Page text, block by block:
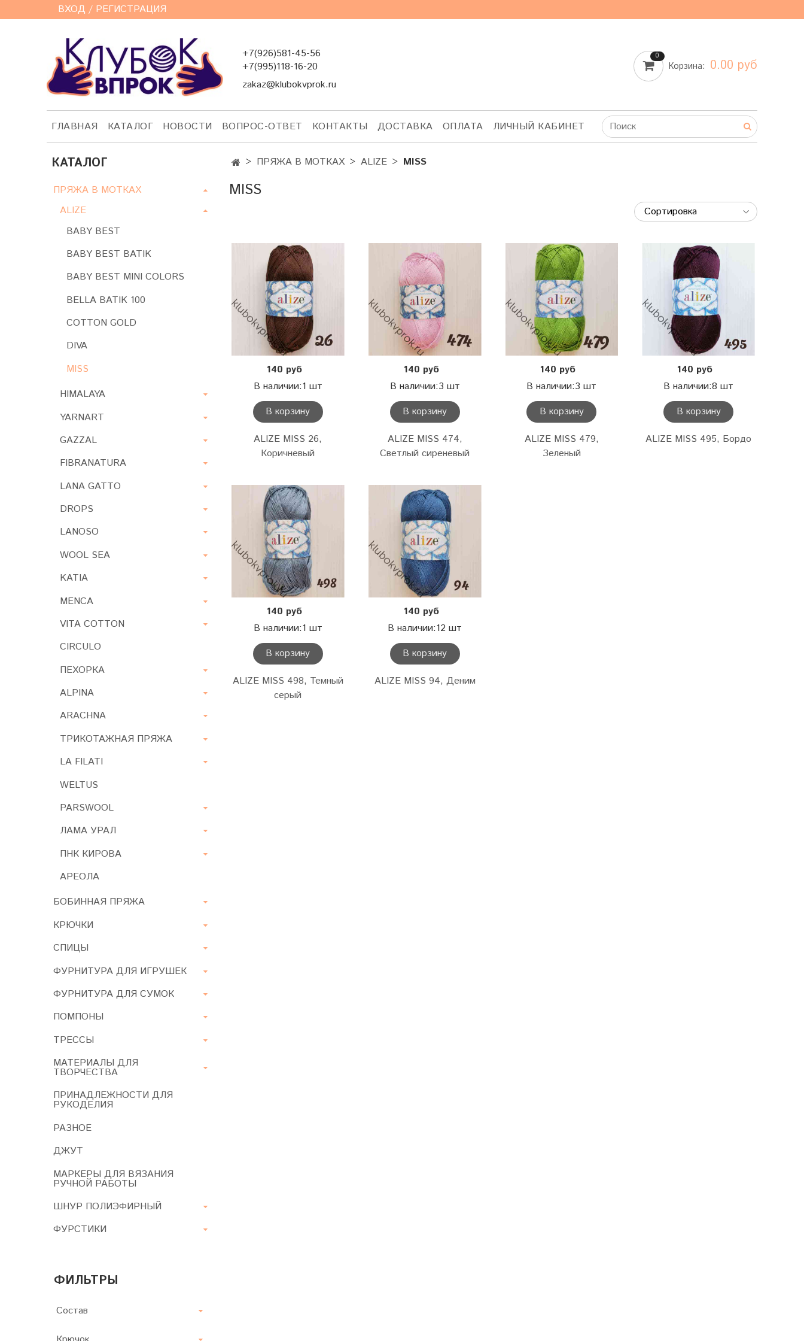
ВХОД / РЕГИСТРАЦИЯ
+7(926)581-45-56
+7(995)118-16-20
zakaz@klubokvprok.ru
0
Корзина: 0.00 руб
ГЛАВНАЯ КАТАЛОГ НОВОСТИ ВОПРОС-ОТВЕТ КОНТАКТЫ ДОСТАВКА ОПЛАТА ЛИЧНЫЙ КАБИНЕТ
ПРЯЖА В МОТКАХ ALIZE MISS
MISS
140 руб
В наличии:1 шт
В корзину
ALIZE MISS 26,
Коричневый
140 руб
В наличии:3 шт
В корзину
ALIZE MISS 474,
Светлый сиреневый
140 руб
В наличии:3 шт
В корзину
ALIZE MISS 479,
Зеленый
140 руб
В наличии:8 шт
В корзину
ALIZE MISS 495, Бордо
140 руб
В наличии:1 шт
В корзину
ALIZE MISS 498, Темный
серый
140 руб
В наличии:12 шт
В корзину
ALIZE MISS 94, Деним
КАТАЛОГ
ПРЯЖА В МОТКАХ
ALIZE
BABY BEST
BABY BEST BATIK
BABY BEST MINI COLORS
BELLA BATIK 100
COTTON GOLD
DIVA
MISS
HIMALAYA
YARNART
GAZZAL
FIBRANATURA
LANA GATTO
DROPS
LANOSO
WOOL SEA
KATIA
MENCA
VITA COTTON
CIRCULO
ПЕХОРКА
ALPINA
ARACHNA
ТРИКОТАЖНАЯ ПРЯЖА
LA FILATI
WELTUS
PARSWOOL
ЛАМА УРАЛ
ПНК КИРОВА
АРЕОЛА
БОБИННАЯ ПРЯЖА
КРЮЧКИ
СПИЦЫ
ФУРНИТУРА ДЛЯ ИГРУШЕК
ФУРНИТУРА ДЛЯ СУМОК
ПОМПОНЫ
ТРЕССЫ
МАТЕРИАЛЫ ДЛЯ
ТВОРЧЕСТВА
ПРИНАДЛЕЖНОСТИ ДЛЯ
РУКОДЕЛИЯ
РАЗНОЕ
ДЖУТ
МАРКЕРЫ ДЛЯ ВЯЗАНИЯ
РУЧНОЙ РАБОТЫ
ШНУР ПОЛИЭФИРНЫЙ
ФУРСТИКИ
ФИЛЬТРЫ
Состав